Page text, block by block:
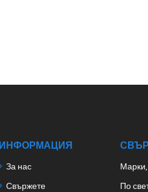
ИНФОРМАЦИЯ
За нас
Свържете
По